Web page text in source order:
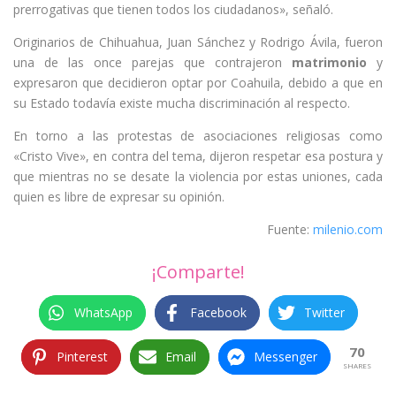
prerrogativas que tienen todos los ciudadanos», señaló.
Originarios de Chihuahua, Juan Sánchez y Rodrigo Ávila, fueron
una de las once parejas que contrajeron matrimonio y
expresaron que decidieron optar por Coahuila, debido a que en
su Estado todavía existe mucha discriminación al respecto.
En torno a las protestas de asociaciones religiosas como
«Cristo Vive», en contra del tema, dijeron respetar esa postura y
que mientras no se desate la violencia por estas uniones, cada
quien es libre de expresar su opinión.
Fuente: milenio.com
¡Comparte!
WhatsApp Facebook Twitter
Pinterest Email Messenger 70
SHARES